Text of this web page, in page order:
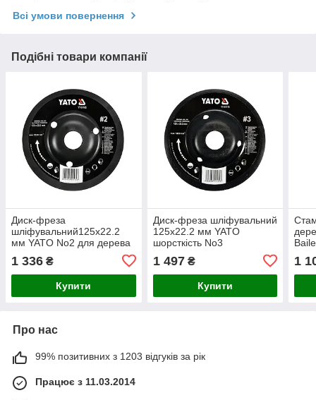
Всі умови повернення
Подібні товари компанії
Диск-фреза
шліфувальний125х22.2
мм YATO No2 для дерева
фарбі шпаклівці алюмінію
1 336 ₴
Купити
Диск-фреза шліфувальний
125х22.2 мм YATO
шорсткість No3
1 497₴
Купити
1
Про нас
99% позитивних з 1203 відгуків за рік
Працює з 11.03.2014